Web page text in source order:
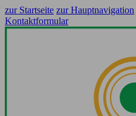
zur Startseite zur Hauptnavigation
Kontaktformular